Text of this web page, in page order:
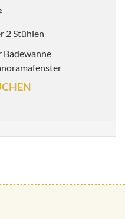
2 Stühlen
Badewanne